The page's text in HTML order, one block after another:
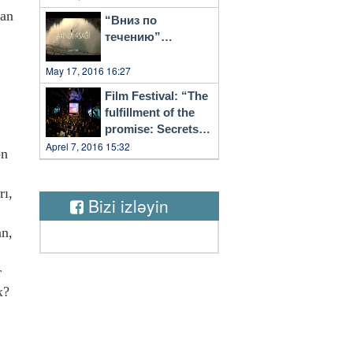
“Вниз по
течению”…
May 17, 2016 16:27
Film Festival: “The
fulfillment of the
promise: Secrets
of Vilnius”
Aprel 7, 2016 15:32
Bizi izləyin